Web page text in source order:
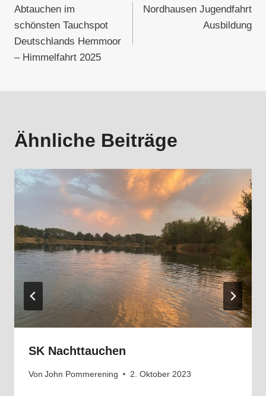
Abtauchen im
schönsten Tauchspot
Deutschlands Hemmoor
– Himmelfahrt 2025
Nordhausen Jugendfahrt
Ausbildung
Ähnliche Beiträge
SK Nachttauchen
Von John Pommerening 2. Oktober 2023